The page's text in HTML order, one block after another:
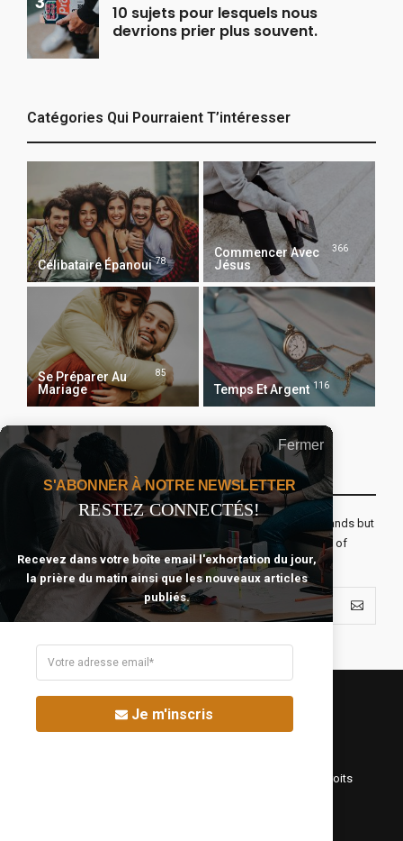
10 sujets pour lesquels nous
devrions prier plus souvent.
Catégories Qui Pourraient T’intéresser
Célibataire Épanoui 78
Commencer Avec
Jésus
366
Se Préparer Au
Mariage
85
Temps Et Argent 116
Recevoir Notre Newsletter Chaque Matin
The real voyage of discovery consists not in seeking new lands but
seeing with new eyes. All journeys have secret destinations of
which the traveler is unaware.
©Fréquence Chrétienne Production 2016-2025. Tous droits
Fermer
S'ABONNER À NOTRE NEWSLETTER
RESTEZ CONNECTÉS!
Recevez dans votre boîte email l'exhortation du jour,
la prière du matin ainsi que les nouveaux articles
publiés.
Je m'inscris